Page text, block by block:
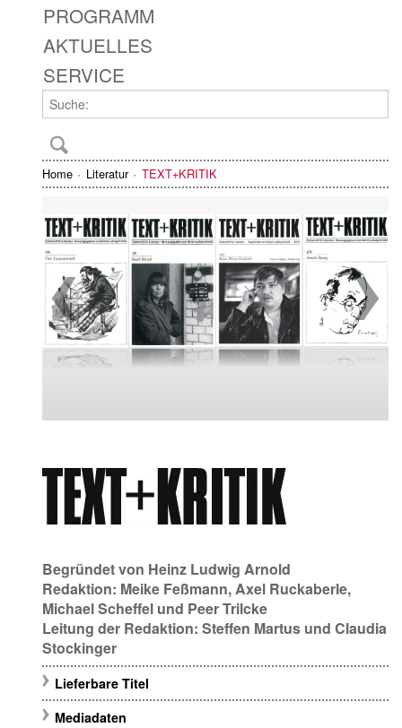
PROGRAMM
AKTUELLES
SERVICE
Home Literatur TEXT+KRITIK
Begründet von Heinz Ludwig Arnold
Redaktion: Meike Feßmann,Axel Ruckaberle,
Michael Scheffel und Peer Trilcke
Leitung der Redaktion: Steffen Martus und Claudia
Stockinger
Lieferbare Titel
Mediadaten